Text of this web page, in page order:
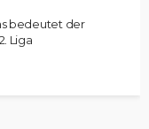
bedeutet der
Liga